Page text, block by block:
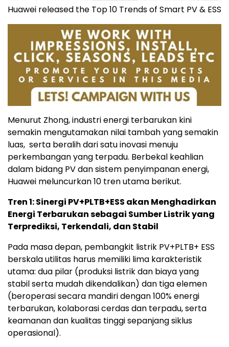
Huawei released the Top 10 Trends of Smart PV & ESS
Menurut Zhong, industri energi terbarukan kini
semakin mengutamakan nilai tambah yang semakin
luas, serta beralih dari satu inovasi menuju
perkembangan yang terpadu. Berbekal keahlian
dalam bidang PV dan sistem penyimpanan energi,
Huawei meluncurkan 10 tren utama berikut.
Tren 1: Sinergi PV+PLTB+ESS akan Menghadirkan
Energi Terbarukan sebagai Sumber Listrik yang
Terprediksi, Terkendali, dan Stabil
Pada masa depan, pembangkit listrik PV+PLTB+ ESS
berskala utilitas harus memiliki lima karakteristik
utama: dua pilar (produksi listrik dan biaya yang
stabil serta mudah dikendalikan) dan tiga elemen
(beroperasi secara mandiri dengan 100% energi
terbarukan, kolaborasi cerdas dan terpadu, serta
keamanan dan kualitas tinggi sepanjang siklus
operasional).